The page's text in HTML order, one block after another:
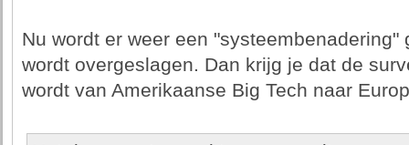
Nu wordt er weer een
wordt overgeslagen. Dan krijg je dat de
wordt van Amerikaanse Big Tech naar